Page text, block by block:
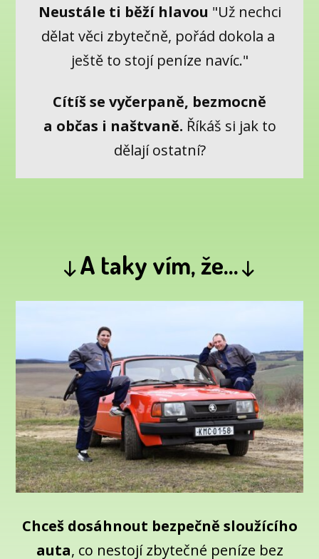
Neustále ti běží hlavou "Už nechci
dělat věci zbytečně, pořád dokola a
ještě to stojí peníze navíc."
Cítíš se vyčerpaně, bezmocně
a občas i naštvaně. Říkáš si jak to
dělají ostatní?
↓A taky vím, že...↓
Chceš dosáhnout bezpečně sloužícího
auta, co nestojí zbytečné peníze bez